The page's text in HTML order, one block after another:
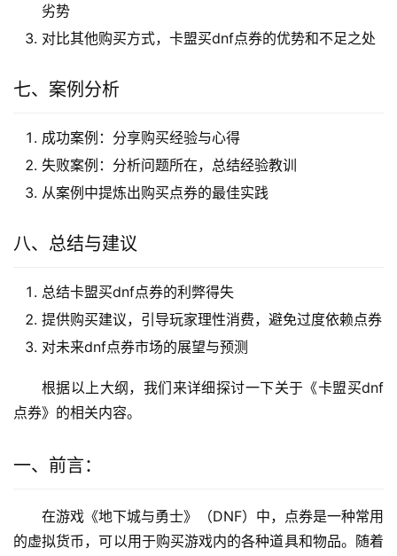
劣势
对比其他购买方式，卡盟买dnf点券的优势和不足之处
七、案例分析
成功案例：分享购买经验与心得
失败案例：分析问题所在，总结经验教训
从案例中提炼出购买点券的最佳实践
八、总结与建议
总结卡盟买dnf点券的利弊得失
提供购买建议，引导玩家理性消费，避免过度依赖点券
对未来dnf点券市场的展望与预测
根据以上大纲，我们来详细探讨一下关于《卡盟买dnf
点券》的相关内容。
一、前言：
在游戏《地下城与勇士》（DNF）中，点券是一种常用
的虚拟货币，可以用于购买游戏内的各种道具和物品。随着